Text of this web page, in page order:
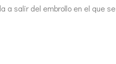
a salir del embrollo en el que se